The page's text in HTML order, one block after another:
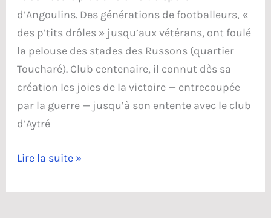
d’Angoulins. Des générations de footballeurs, «
des p’tits drôles » jusqu’aux vétérans, ont foulé
la pelouse des stades des Russons (quartier
Toucharé). Club centenaire, il connut dès sa
création les joies de la victoire — entrecoupée
par la guerre — jusqu’à son entente avec le club
d’Aytré
La
Sportive
Lire la suite »